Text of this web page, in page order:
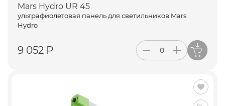
Mars Hydro UR 45
ультрафиолетовая панель для светильников Mars
Hydro
9 052 Р